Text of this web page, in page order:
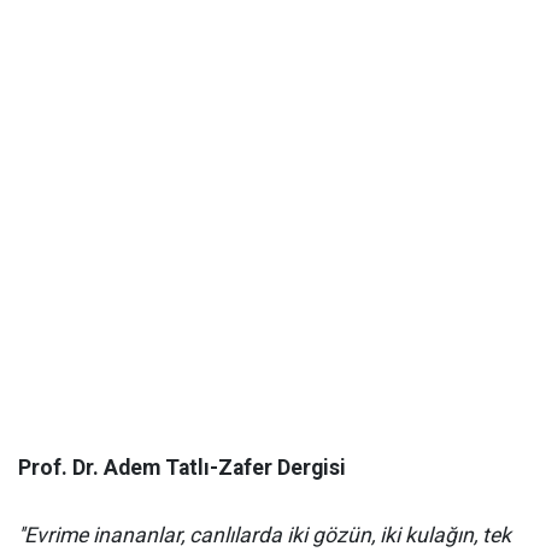
Prof. Dr. Adem Tatlı-Zafer Dergisi
''Evrime inananlar, canlılarda iki gözün, iki kulağın, tek